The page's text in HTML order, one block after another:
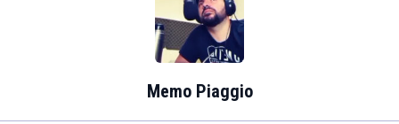
Memo Piaggio